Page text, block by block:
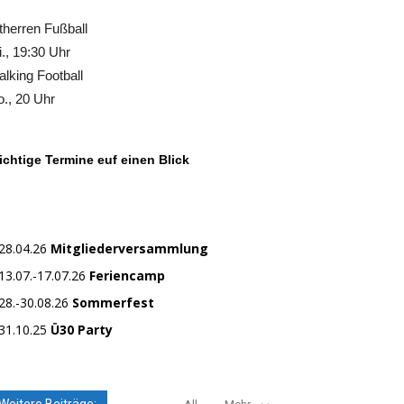
Fußball
19:30 Uhr
Football
20 Uhr
Termine euf einen Blick
28.04.26 Mitgliederversammlung
13.07.-17.07.26 Feriencamp
28.-30.08.26 Sommerfest
Ü30 Party